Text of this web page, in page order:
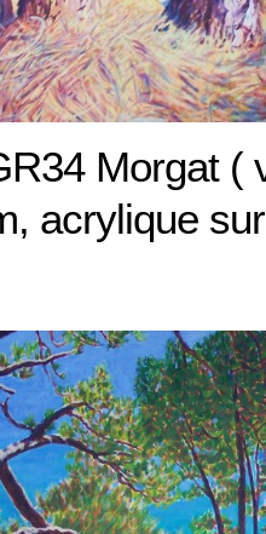
Morgat (
acrylique